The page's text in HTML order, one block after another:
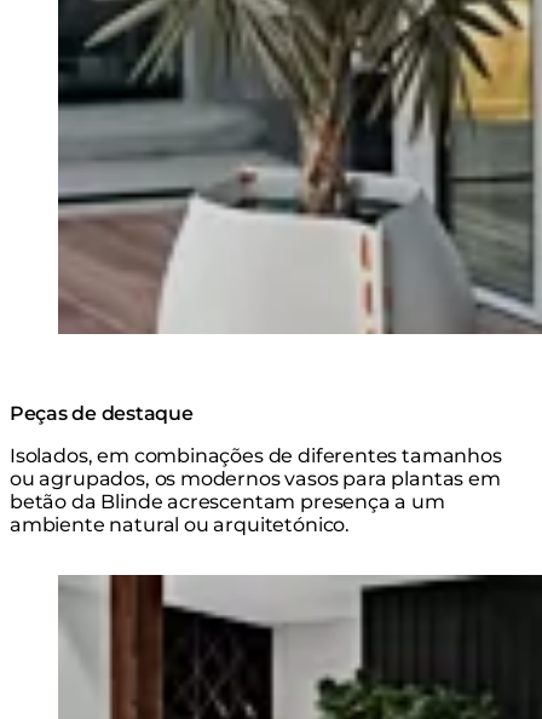
Peças de destaque
Isolados, em combinações de diferentes tamanhos
ou agrupados, os modernos vasos para plantas em
betão da Blinde acrescentam presença a um
ambiente natural ou arquitetónico.
Loading image...